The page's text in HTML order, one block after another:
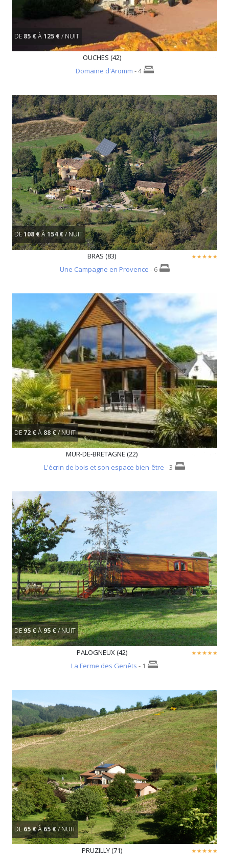
DE 85 €À125 €/ NUIT
OUCHES (42)
Domaine d'Aromm - 4
DE108 €À154 €/ NUIT
BRAS (83)
Une Campagne en Provence - 6
DE72 €À 88 €/ NUIT
MUR-DE-BRETAGNE (22)
L'écrin de bois et son espace bien-être - 3
DE95 €À95 €/ NUIT
PALOGNEUX (42)
La Ferme des Genêts - 1
DE 65 €À65 €/ NUIT
PRUZILLY (71)